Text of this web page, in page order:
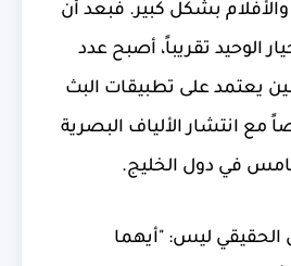
والأفلام بشكل كبير. فبعد أن
الوحيد تقريباً، أصبح عدد
يعتمد على تطبيقات البث
مع انتشار الألياف البصرية
في دول الخليج.
الحقيقي ليس: "أيهما